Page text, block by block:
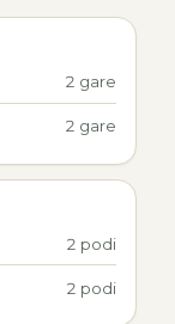
2 gare
2 gare
2 podi
2 podi